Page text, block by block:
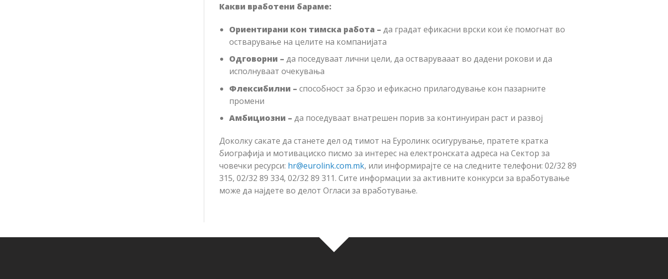
Какви вработени бараме:
Ориентирани кон тимска работа –да градат ефикасни врски кои ќе помогнат во
остварување на целите на компанијата
Одговорни –да поседуваат лични цели, да остварувааат во дадени рокови и да
исполнуваат очекувања
Флексибилни –способност за брзо и ефикасно прилагодување кон пазарните
промени
Амбициозни –да поседуваат внатрешен порив за континуиран раст и развој
Доколку сакате да станете дел од тимот на Еуролинк осигурување, пратете кратка
биографија и мотивациско писмо за интерес на електронската адреса на Сектор за
човечки ресурси: hr@eurolink.com.mk, или информирајте се на следните телефони: 02/32 89
315, 02/32 89 334, 02/32 89 311. Сите информации за активните конкурси за вработување
може да најдете во делот Огласи за вработување.